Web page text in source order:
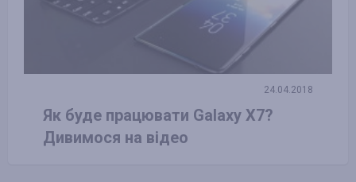
24.04.2018
Як буде працювати Galaxy X7?
Дивимося на відео